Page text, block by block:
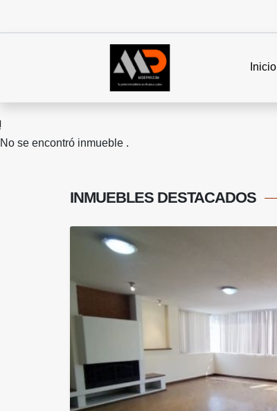
Inicio
No se encontró inmueble .
INMUEBLES DESTACADOS